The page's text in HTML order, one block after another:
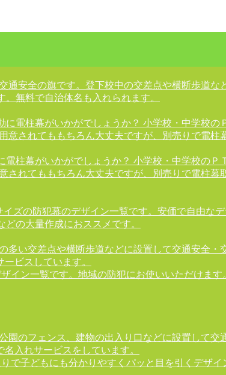
通安全の旗です。登下校中の交差点や横断歩道
無料で自治体名も入れられます。
に電柱幕がいかがでしょうか？ 小学校・中学校
されてももちろん大丈夫ですが、別売りで電
電柱幕がいかがでしょうか？ 小学校・中学校の
れてももちろん大丈夫ですが、別売りで電柱幕
ズの防犯幕のデザイン一覧です。安価で自由な
の大量作成におススメです。
多い交差点や横断歩道などに設置して交通安全
ビスしています。
イン一覧です。地域の防犯にお使いいただけま
園のフェンス、建物の出入り口などに設置して
入れサービスをしています。
で子どもにも分かりやすくパッと目を引くデザ